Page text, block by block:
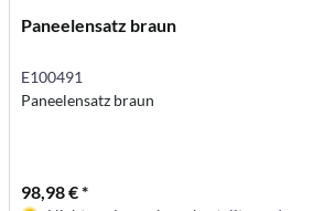
Paneelensatz braun
E100491
Paneelensatz braun
98,98 € *